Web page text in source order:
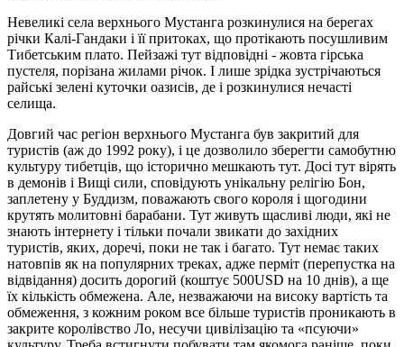
Невеликі села верхнього Мустанга розкинулися на берегах
річки Калі-Гандаки і її притоках, що протікають посушливим
Тибетським плато. Пейзажі тут відповідні - жовта гірська
пустеля, порізана жилами річок. І лише зрідка зустрічаються
райські зелені куточки оазисів, де і розкинулися нечасті
селища.
Довгий час регіон верхнього Мустанга був закритий для
туристів (аж до 1992 року), і це дозволило зберегти самобутню
культуру тибетців, що історично мешкають тут. Досі тут вірять
в демонів і Вищі сили, сповідують унікальну релігію Бон,
заплетену у Буддизм, поважають свого короля і щогодини
крутять молитовні барабани. Тут живуть щасливі люди, які не
знають інтернету і тільки почали звикати до західних
туристів, яких, доречі, поки не так і багато. Тут немає таких
натовпів як на популярних треках, адже перміт (перепустка на
відвідання) досить дорогий (коштує 500USD на 10 днів), а ще
їх кількість обмежена. Але, незважаючи на високу вартість та
обмеження, з кожним роком все більше туристів проникають в
закрите королівство Ло, несучи цивілізацію та «псуючи»